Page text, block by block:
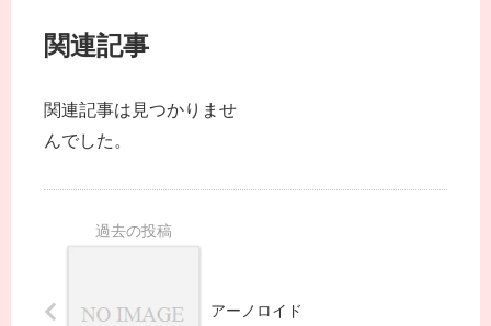
関連記事
関連記事は見つかりませ
んでした。
アーノロイド